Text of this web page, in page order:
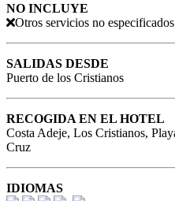
NO INCLUYE
Otros servicios no especificados
SALIDAS DESDE
Puerto de los Cristianos
RECOGIDA EN EL HOTEL
Costa Adeje, Los Cristianos,
Cruz
IDIOMAS